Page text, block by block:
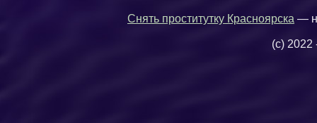
Снять проститутку Красноярска —
(c) 2022